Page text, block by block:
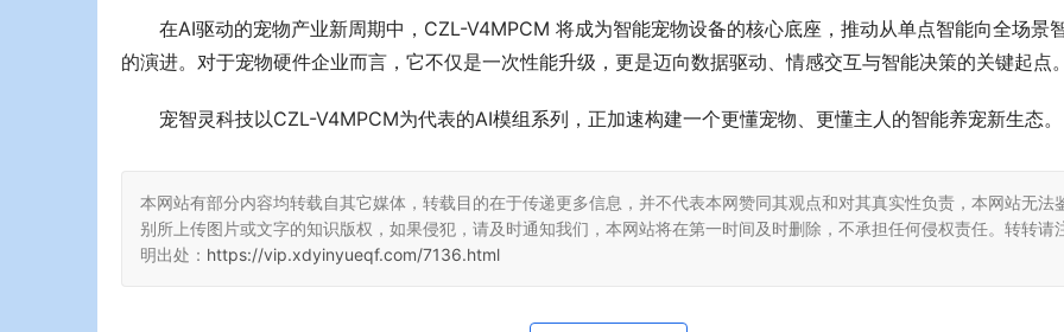
在AI驱动的宠物产业新周期中，CZL-V4MPCM 将成为智能宠物设备的核心底座，推动从单点智能向全场景
的演进。对于宠物硬件企业而言，它不仅是一次性能升级，更是迈向数据驱动、情感交互与智能决策的关键起点。
宠智灵科技以CZL-V4MPCM为代表的AI模组系列，正加速构建一个更懂宠物、更懂主人的智能养宠新生态。
本网站有部分内容均转载自其它媒体，转载目的在于传递更多信息，并不代表本网赞同其观点和对其真实性负责，本网站无法
别所上传图片或文字的知识版权，如果侵犯，请及时通知我们，本网站将在第一时间及时删除，不承担任何侵权责任。转转请
明出处： https://vip.xdyinyueqf.com/7136.html